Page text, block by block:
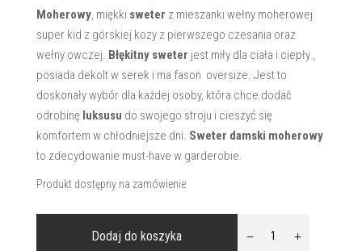
Moherowy, miękki sweter z mieszanki wełny moherowej
super kid z górskiej kozy z pierwszego czesania oraz
wełny owczej. Błękitny sweter jest miły dla ciała i ciepły ,
posiada dekolt w serek i ma fason oversize. Jest to
doskonały wybór dla każdej osoby, która chce dodać
odrobinę luksusu do swojego stroju i cieszyć się
komfortem w chłodniejsze dni. Sweter damski moherowy
to zdecydowanie must-have w garderobie.
Produkt dostępny na zamówienie
Moherowy
Dodaj do koszyka